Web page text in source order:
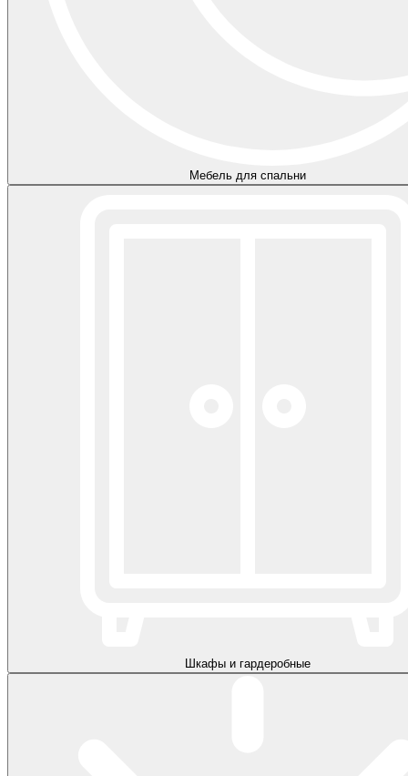
Мебель для спальни
Шкафы и гардеробные